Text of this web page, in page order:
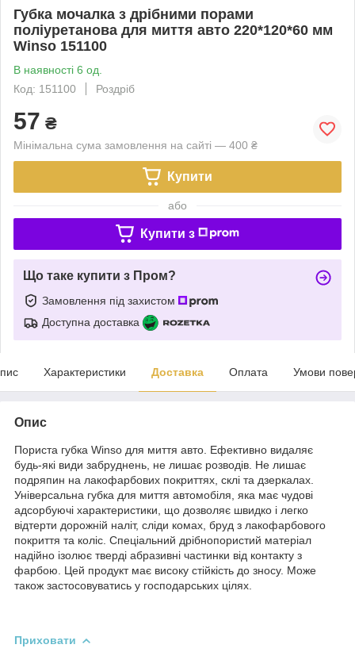
Губка мочалка з дрібними порами
поліуретанова для миття авто 220*120*60 мм
Winso 151100
В наявності 6 од.
Код: 151100
Роздріб
57 ₴
Мінімальна сума замовлення на сайті — 400 ₴
Купити
або
Купити з
Що таке купити з Пром?
Замовлення під захистом
Доступна доставка
Характеристики Доставка Оплата Умови
Опис
Пориста губка Winso для миття авто. Ефективно видаляє
будь-які види забруднень, не лишає розводів. Не лишає
подряпин на лакофарбових покриттях, склі та дзеркалах.
Універсальна губка для миття автомобіля, яка має чудові
адсорбуючі характеристики, що дозволяє швидко і легко
відтерти дорожній наліт, сліди комах, бруд з лакофарбового
покриття та коліс. Спеціальний дрібнопористий матеріал
надійно ізолює тверді абразивні частинки від контакту з
фарбою. Цей продукт має високу стійкість до зносу. Може
також застосовуватись у господарських цілях.
Приховати